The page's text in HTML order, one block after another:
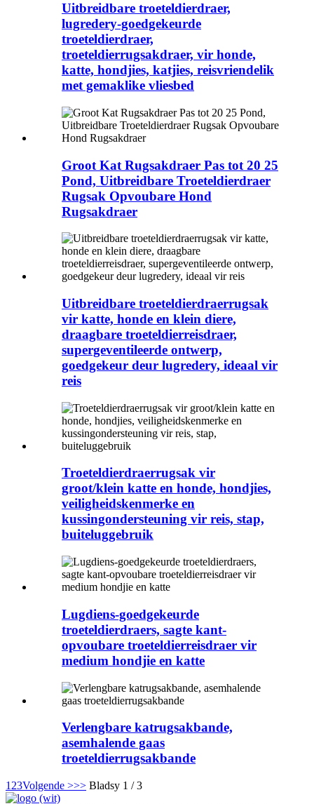
Uitbreidbare troeteldierdraer,
lugredery-goedgekeurde
troeteldierdraer,
troeteldierrugsakdraer, vir honde,
katte, hondjies, katjies, reisvriendelik
met gemaklike vliesbed
Groot Kat Rugsakdraer Pas tot 20 25
Pond, Uitbreidbare Troeteldierdraer
Rugsak Opvoubare Hond
Rugsakdraer
Uitbreidbare troeteldierdraerrugsak
vir katte, honde en klein diere,
draagbare troeteldierreisdraer,
supergeventileerde ontwerp,
goedgekeur deur lugredery, ideaal vir
reis
Troeteldierdraerrugsak vir
groot/klein katte en honde, hondjies,
veiligheidskenmerke en
kussingondersteuning vir reis, stap,
buiteluggebruik
Lugdiens-goedgekeurde
troeteldierdraers, sagte kant-
opvoubare troeteldierreisdraer vir
medium hondjie en katte
Verlengbare katrugsakbande,
asemhalende gaas
troeteldierrugsakbande
1 23Volgende >>> Bladsy 1 / 3